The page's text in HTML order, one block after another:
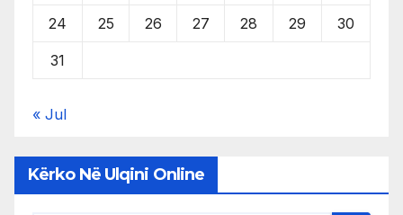
24 25 26 27 28 29 30
31
« Jul
Kërko Në Ulqini Online